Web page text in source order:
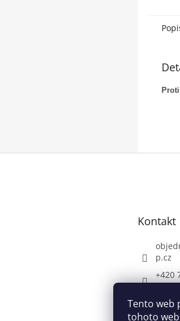
Tento web
tohoto
Kontakt
p.cz
+420